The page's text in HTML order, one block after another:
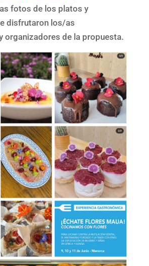
fotos de los platos y
disfrutaron los/as
organizadores de la propuesta.